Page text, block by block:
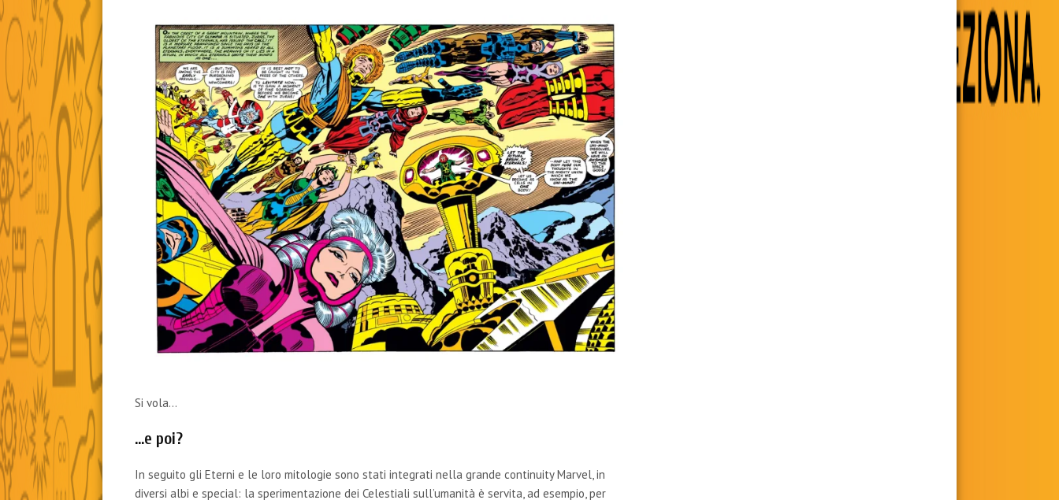
Si vola…
…e poi?
In seguito gli Eterni e le loro mitologie sono stati integrati nella grande continuity Marvel, in
diversi albi e special: la sperimentazione dei Celestiali sull’umanità è servita, ad esempio, per